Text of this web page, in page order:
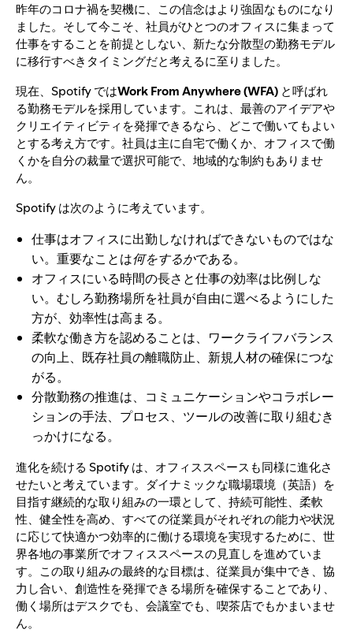
昨年のコロナ禍を契機に、この信念はより強固なものになり
ました。そして今こそ、社員がひとつのオフィスに集まって
仕事をすることを前提としない、新たな分散型の勤務モデル
に移行すべきタイミングだと考えるに至りました。
現在、Spotify ではWork From Anywhere (WFA) と呼ばれ
る勤務モデルを採用しています。これは、最善のアイデアや
クリエイティビティを発揮できるなら、どこで働いてもよい
とする考え方です。社員は主に自宅で働くか、オフィスで働
くかを自分の裁量で選択可能で、地域的な制約もありませ
ん。
Spotify は次のように考えています。
仕事はオフィスに出勤しなければできないものではな
い。重要なことは何をするかである。
オフィスにいる時間の長さと仕事の効率は比例しな
い。むしろ勤務場所を社員が自由に選べるようにした
方が、効率性は高まる。
柔軟な働き方を認めることは、ワークライフバランス
の向上、既存社員の離職防止、新規人材の確保につな
がる。
分散勤務の推進は、コミュニケーションやコラボレー
ションの手法、プロセス、ツールの改善に取り組むき
っかけになる。
進化を続ける Spotify は、オフィススペースも同様に進化さ
せたいと考えています。 ダイナミックな職場環境 （英語）を
目指す継続的な取り組みの一環として、持続可能性、柔軟
性、健全性を高め、すべての従業員がそれぞれの能力や状況
に応じて快適かつ効率的に働ける環境を実現するために、世
界各地の事業所でオフィススペースの見直しを進めていま
す。この取り組みの最終的な目標は、従業員が集中でき、協
力し合い、創造性を発揮できる場所を確保することであり、
働く場所はデスクでも、会議室でも、喫茶店でもかまいませ
ん。